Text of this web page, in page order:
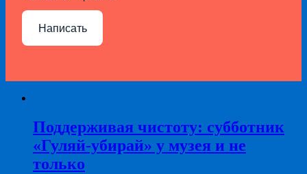
Написать
Поддерживая чистоту: субботник
«Гуляй-убирай» у музея и не
только